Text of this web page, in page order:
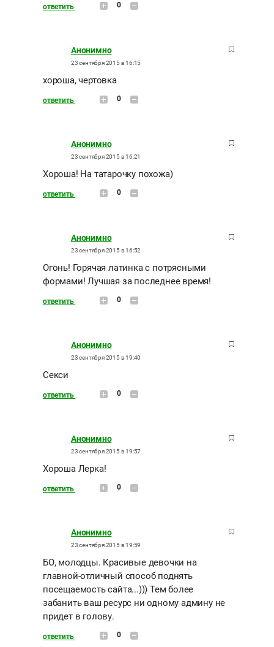
ответить 0
Анонимно
23 сентября 2015 в 16:15
хороша, чертовка
ответить 0
Анонимно
23 сентября 2015 в 16:21
Хороша! На татарочку похожа)
ответить 0
Анонимно
23 сентября 2015 в 16:52
Огонь! Горячая латинка с потрясными
формами! Лучшая за последнее время!
ответить 0
Анонимно
23 сентября 2015 в 19:40
Секси
ответить 0
Анонимно
23 сентября 2015 в 19:57
Хороша Лерка!
ответить 0
Анонимно
23 сентября 2015 в 19:59
БО, молодцы. Красивые девочки на
главной-отличный способ поднять
посещаемость сайта...))) Тем более
забанить ваш ресурс ни одному админу не
придет в голову.
ответить 0